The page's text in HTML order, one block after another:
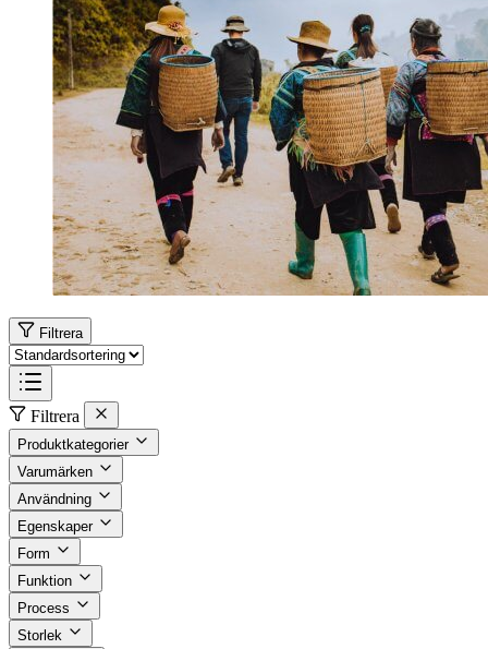
Filtrera
Filtrera
Produktkategorier
Varumärken
Användning
Egenskaper
Form
Funktion
Process
Storlek